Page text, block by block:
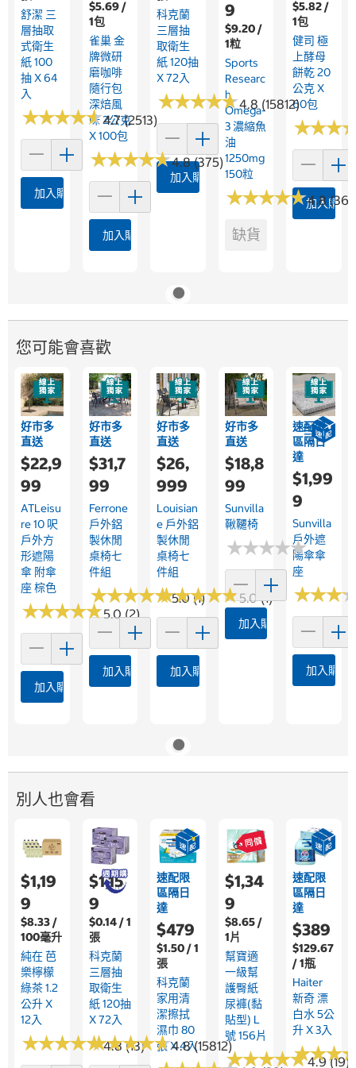
舒潔 三
層抽取
式衛生
紙 100
抽 X 64
入
★★★★★
★★★★★4.7 (2513)
加入購物車
$5.69 /
1包
雀巢 金
牌微研
磨咖啡
隨行包
深焙風
味 2公克
X 100包
★★★★★
★★★★★4.8 (375)
加入購物車
科克蘭
三層抽
取衛生
紙 120抽
X 72入
★★★★★
★★★★★4.8 (15812)
加入購物車
9
$9.20 /
1粒
Sports
Researc
H
Omega-
3 濃縮魚
油
1250mg
150粒
★★★★★
★★★★★4.8
缺貨
$5.82 /
1包
健司 極
上酵母
餅乾 20
公克 X
60包
★★★
★★★
加入購物
您可能會喜歡
好市多
直送
$22,9
99
ATLeisu
Re 10 呎
戶外方
形遮陽
傘 附傘
座 棕色
★★★★★
★★★★★5.0 (2)
加入購物車
好市多
直送
$31,7
99
Ferrone
戶外鋁
製休閒
桌椅七
件組
★★★★★
★★★★★5.0 (1)
加入購物車
好市多
直送
$26,
999
Louisian
E 戶外鋁
製休閒
桌椅七
件組
★★★★★
★★★★★5.0 (1)
加入購物車
好市多
直送
$18,8
99
Sunvilla
鞦韆椅
★★★★★
★★★★★
加入購物車
速配限
區隔日
達
$1,99
9
Sunvilla
戶外遮
陽傘傘
座
★★★
★★★
加入購物
別人也會看
$1,19
9
$8.33 /
100毫升
純在 芭
樂檸檬
綠茶 1.2
公升 X
12入
★★★★★
★★★★★4.8 (13)
$1,15
9
$0.14 / 1
張
科克蘭
三層抽
取衛生
紙 120抽
X 72入
★★★★★
★★★★★4.8 (15812)
速配限
區隔日
達
$479
$1.50 / 1
張
科克蘭
家用清
潔擦拭
濕巾 80
張 X 4入
$1,34
9
$8.65 /
1片
幫寶適
一級幫
護臀紙
尿褲(黏
貼型) L
號 156片
★★★★★
★★★★★4.9 (19)
速配限
區隔日
達
$389
$129.67
/ 1瓶
Haiter
新奇 漂
白水 5公
升 X 3入
★★★
★★★